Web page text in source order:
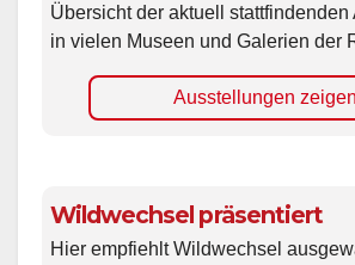
Übersicht der aktuell stattfindenden
in vielen Museen und Galerien der
Ausstellungen
Wildwechsel präsentiert
Hier empfiehlt Wildwechsel